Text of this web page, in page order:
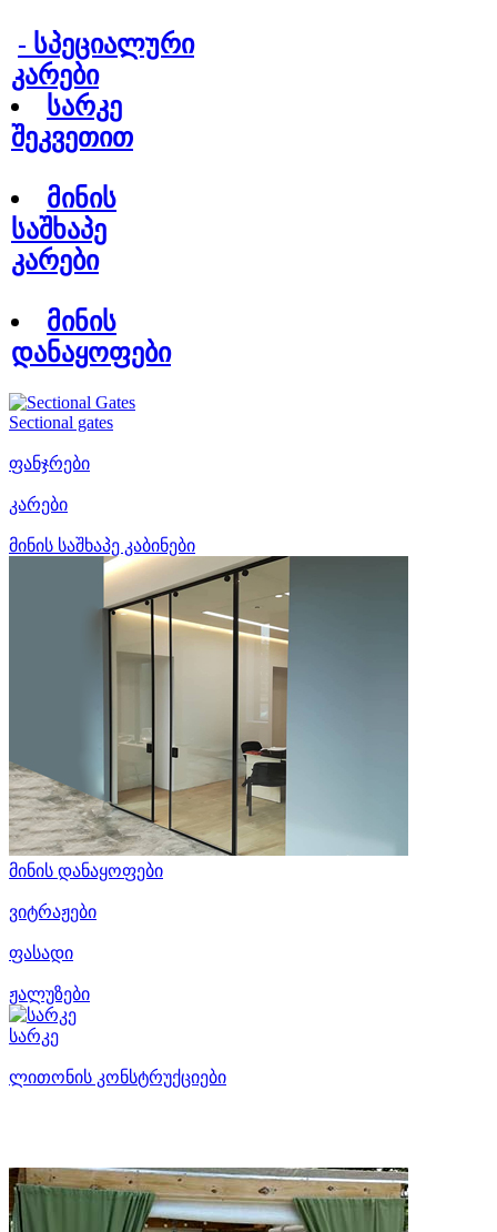
- სპეციალური
კარები
სარკე
შეკვეთით
მინის
საშხაპე
კარები
მინის
დანაყოფები
Sectional gates
ფანჯრები
კარები
მინის საშხაპე კაბინები
მინის დანაყოფები
ვიტრაჟები
ფასადი
ჟალუზები
სარკე
ლითონის კონსტრუქციები